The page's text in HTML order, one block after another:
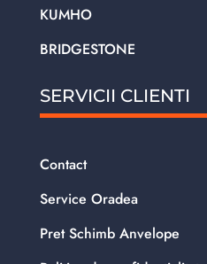
KUMHO
BRIDGESTONE
SERVICII CLIENTI
Contact
Service Oradea
Pret Schimb Anvelope